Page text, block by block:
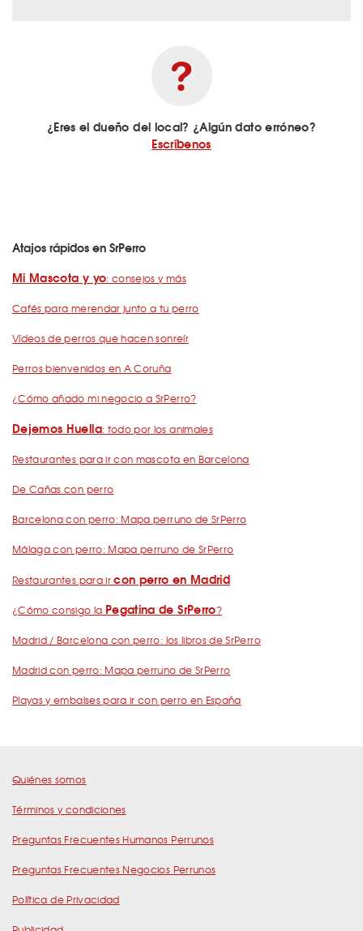
¿Eres el dueño del local? ¿Algún dato erróneo?
Escríbenos
Atajos rápidos en SrPerro
Mi Mascota y yo: consejos y más
Cafés para merendar junto a tu perro
Vídeos de perros que hacen sonreír
Perros bienvenidos en A Coruña
¿Cómo añado mi negocio a SrPerro?
Dejemos Huella: todo por los animales
Restaurantes para ir con mascota en Barcelona
De Cañas con perro
Barcelona con perro: Mapa perruno de SrPerro
Málaga con perro: Mapa perruno de SrPerro
Restaurantes para ircon perro en Madrid
¿Cómo consigo la Pegatina de SrPerro?
Madrid / Barcelona con perro: los libros de SrPerro
Madrid con perro: Mapa perruno de SrPerro
Playas y embalses para ir con perro en España
Quiénes somos
Términos y condiciones
Preguntas Frecuentes Humanos Perrunos
Preguntas Frecuentes Negocios Perrunos
Política de Privacidad